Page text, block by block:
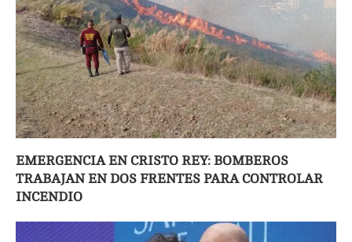
EMERGENCIA EN CRISTO REY: BOMBEROS
TRABAJAN EN DOS FRENTES PARA CONTROLAR
INCENDIO